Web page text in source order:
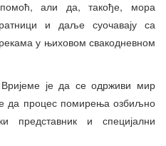
помоћ, али да, такође, мора
и даље суочавају са
у њиховом свакодневном
Вријеме је да се одрживи мир
да процес помирења озбиљно
представник и специјални